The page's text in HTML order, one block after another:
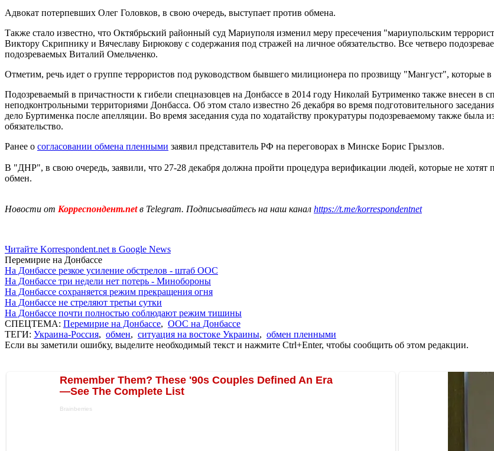
Адвокат потерпевших Олег Головков, в свою очередь, выступает против обмена.
Также стало известно, что Октябрьский районный суд Мариуполя изменил меру пресечения "мариупольским
Виктору Скрипнику и Вячеславу Бирюкову с содержания под стражей на личное обязательство. Все четверо
подозреваемых Виталий Омельченко.
Отметим, речь идет о группе террористов под руководством бывшего милиционера по прозвищу "Мангуст", которые
Подозреваемый в причастности к гибели спецназовцев на Донбассе в 2014 году Николай Бутрименко также внесен
неподконтрольными территориями Донбасса. Об этом стало известно 26 декабря во время подготовительного
дело Буртименка после апелляции. Во время заседания суда по ходатайству прокуратуры подозреваемому также была
обязательство.
Ранее о согласовании обмена пленными заявил представитель РФ на переговорах в Минске Борис Грызлов.
В "ДНР", в свою очередь, заявили, что 27-28 декабря должна пройти процедура верификации людей, которые не хотят
обмен.
Новости от Корреспондент.netв Telegram. Подписывайтесь на наш канал https://t.me/korrespondentnet
Читайте Korrespondent.net в Google News
Перемирие на Донбассе
На Донбассе резкое усиление обстрелов - штаб ООС
На Донбассе три недели нет потерь - Минобороны
На Донбассе сохраняется режим прекращения огня
На Донбассе не стреляют третьи сутки
На Донбассе почти полностью соблюдают режим тишины
СПЕЦТЕМА: Перемирие на Донбассе, ООС на Донбассе
ТЕГИ: Украина-Россия, обмен, ситуация на востоке Украины, обмен пленными
Если вы заметили ошибку, выделите необходимый текст и нажмите Ctrl+Enter, чтобы сообщить об этом редакции.